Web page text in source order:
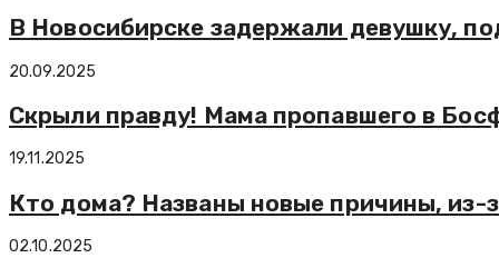
В Новосибирске задержали девушку,
20.09.2025
Скрыли правду! Мама пропавшего в
19.11.2025
Кто дома? Названы новые причины, из-
02.10.2025